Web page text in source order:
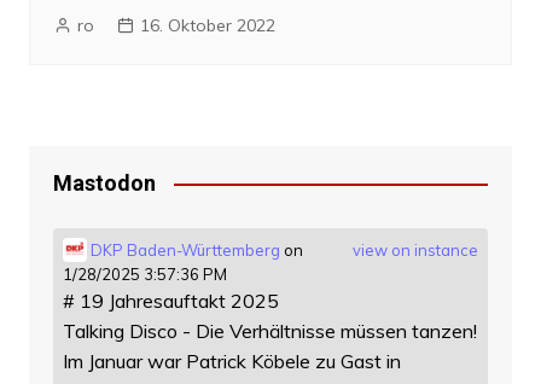
ro 16. Oktober 2022
Mastodon
view on instance
DKP Baden-Württemberg on
1/28/2025 3:57:36 PM
# 19 Jahresauftakt 2025
Talking Disco - Die Verhältnisse müssen tanzen!
Im Januar war Patrick Köbele zu Gast in